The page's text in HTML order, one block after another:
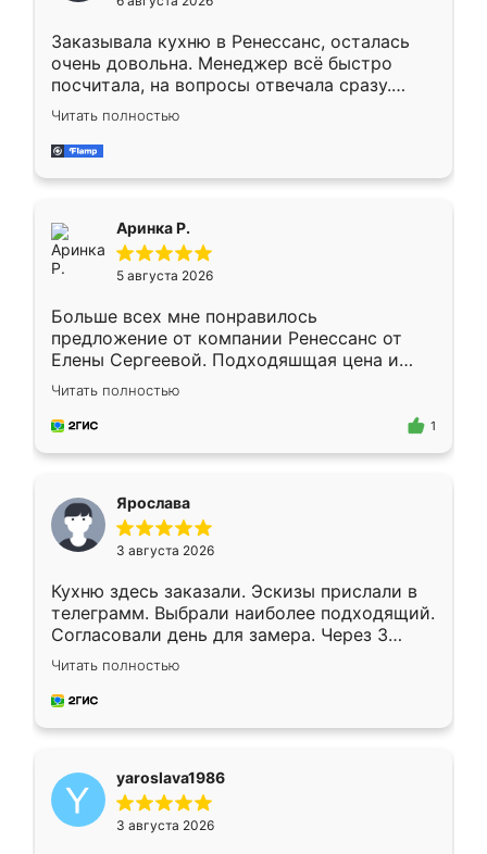
мебели буду заказывать только здесь.
Заказывала кухню в Ренессанс, осталась
очень довольна. Менеджер всё быстро
посчитала, на вопросы отвечала сразу.
Замерщик приехал в субботу, подошёл к
делу со всей ответственностью. Собрали
за день, ребята работали аккуратно, даже
Читать полностью
Аринка Р.
5 августа 2026
Больше всех мне понравилось
предложение от компании Ренессанс от
Елены Сергеевой. Подходяшщая цена и
короткие сроки изготовления. Приехавший
для замера сотрудник Владислав
предложил по моему эскизу самый
Читать полностью
1
Ярослава
3 августа 2026
Кухню здесь заказали. Эскизы прислали в
телеграмм. Выбрали наиболее подходящий.
Согласовали день для замера. Через 3
недели кухня была уже готова. Остались
довольны работой. Спасибо Ренессанс
мебель за качественную работу!
Читать полностью
yaroslava1986
3 августа 2026